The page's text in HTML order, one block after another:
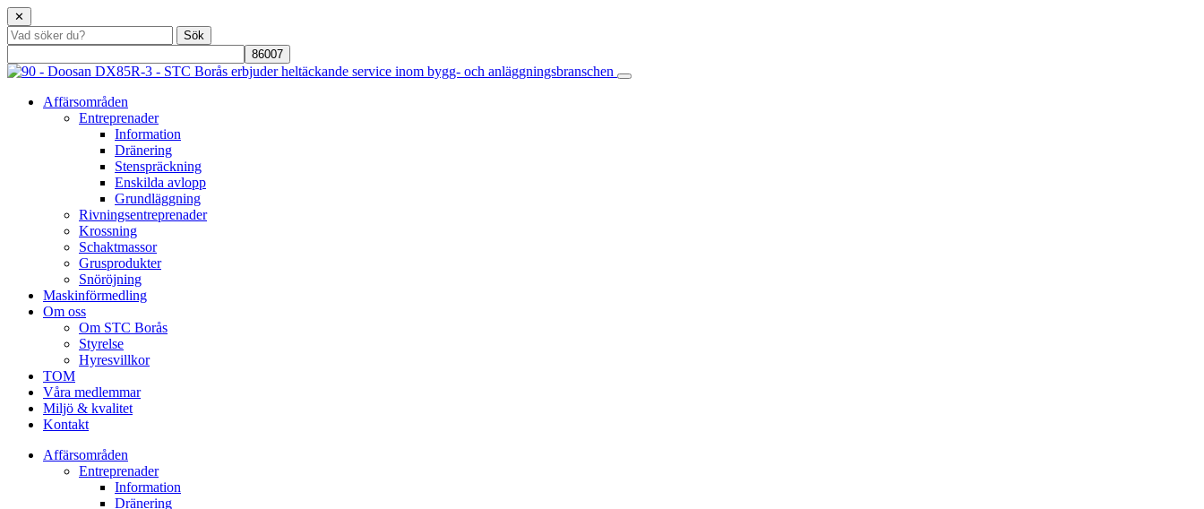
✕
Affärsområden
Entreprenader
Information
Dränering
Stenspräckning
Enskilda avlopp
Grundläggning
Rivningsentreprenader
Krossning
Schaktmassor
Grusprodukter
Snöröjning
Maskinförmedling
Om oss
Om STC Borås
Styrelse
Hyresvillkor
TOM
Våra medlemmar
Miljö & kvalitet
Kontakt
Affärsområden
Entreprenader
Information
Dränering